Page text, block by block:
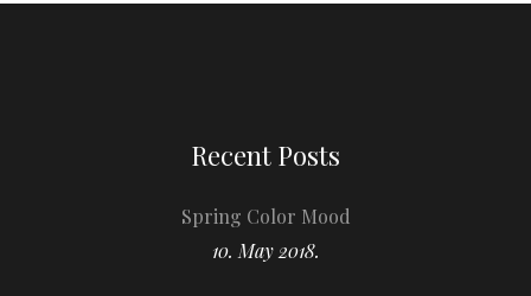
Recent Posts
Spring Color Mood
10. May 2018.